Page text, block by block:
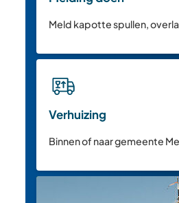
Meld kapotte spullen,
Verhuizing
Binnen of naar gemeente